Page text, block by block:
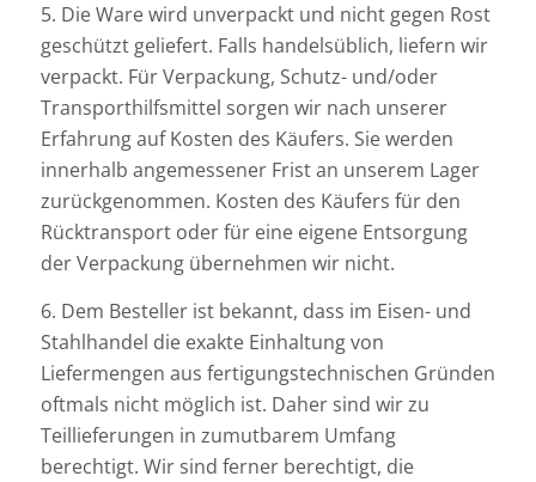
5. Die Ware wird unverpackt und nicht gegen Rost
geschützt geliefert. Falls handelsüblich, liefern wir
verpackt. Für Verpackung, Schutz- und/oder
Transporthilfsmittel sorgen wir nach unserer
Erfahrung auf Kosten des Käufers. Sie werden
innerhalb angemessener Frist an unserem Lager
zurückgenommen. Kosten des Käufers für den
Rücktransport oder für eine eigene Entsorgung
der Verpackung übernehmen wir nicht.
6. Dem Besteller ist bekannt, dass im Eisen- und
Stahlhandel die exakte Einhaltung von
Liefermengen aus fertigungstechnischen Gründen
oftmals nicht möglich ist. Daher sind wir zu
Teillieferungen in zumutbarem Umfang
berechtigt. Wir sind ferner berechtigt, die